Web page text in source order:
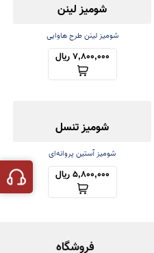
شومیز لینن
شومیز لینن طرح هاوایی
7,800,000 ریال
شومیز تنسل
شومیز آستین پروانه‌ای
5,800,000 ریال
فروشگاه